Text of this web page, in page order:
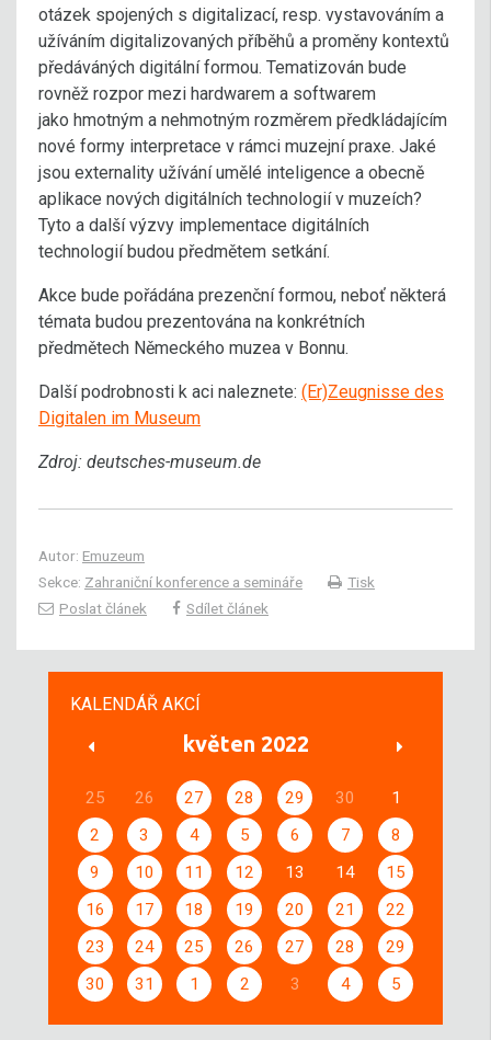
otázek spojených s digitalizací, resp. vystavováním a
užíváním digitalizovaných příběhů a proměny kontextů
předáváných digitální formou. Tematizován bude
rovněž rozpor mezi hardwarem a softwarem
jako hmotným a nehmotným rozměrem předkládajícím
nové formy interpretace v rámci muzejní praxe. Jaké
jsou externality užívání umělé inteligence a obecně
aplikace nových digitálních technologií v muzeích?
Tyto a další výzvy implementace digitálních
technologií budou předmětem setkání.
Akce bude pořádána prezenční formou, neboť některá
témata budou prezentována na konkrétních
předmětech Německého muzea v Bonnu.
Další podrobnosti k aci naleznete: (Er)Zeugnisse des
Digitalen im Museum
Zdroj: deutsches-museum.de
Autor: Emuzeum
Sekce: Zahraniční konference a semináře
Tisk
Poslat článek
Sdílet článek
KALENDÁŘ AKCÍ
květen 2022
25 26 27 28 29 30
1
2
3 4 5 6 7
8
9
10 11 12 13 14
15
16
17 18 19 20 21
22
23
24 25 26 27 28
29
30
31 1 2 3 4 5